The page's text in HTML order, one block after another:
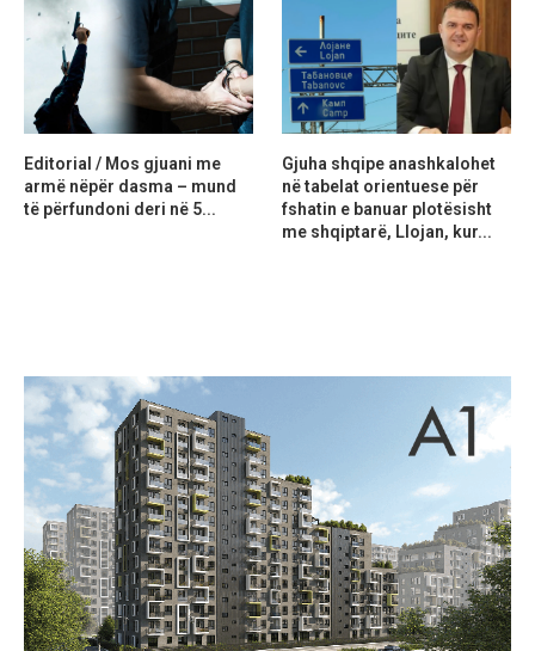
Editorial / Mos gjuani me
armë nëpër dasma – mund
të përfundoni deri në 5...
Gjuha shqipe anashkalohet
në tabelat orientuese për
fshatin e banuar plotësisht
me shqiptarë, Llojan, kur...